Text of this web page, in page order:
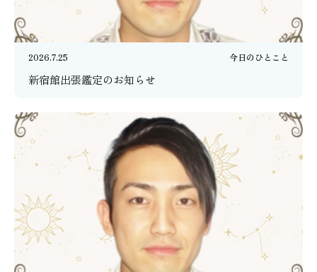
2026.7.25 今日のひとこと
新宿館出張鑑定のお知らせ